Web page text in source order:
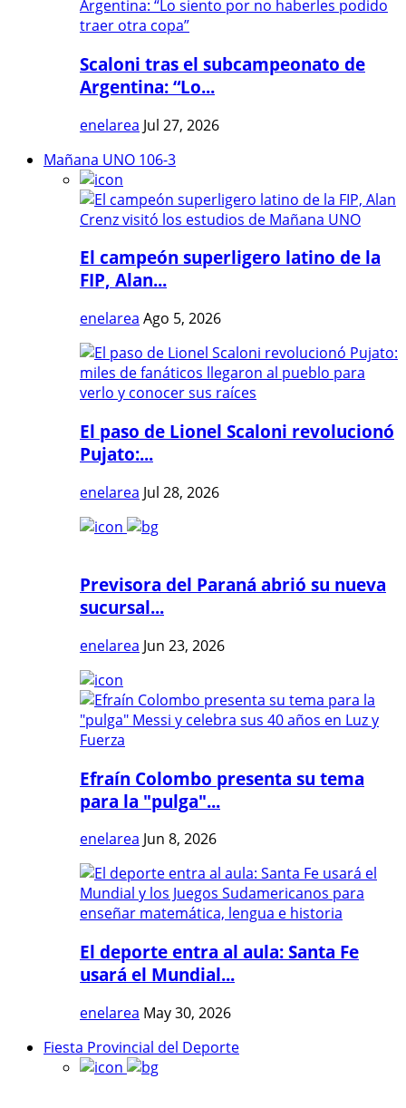
Scaloni tras el subcampeonato de
Argentina: “Lo...
enelarea Jul 27, 2026
Mañana UNO 106-3
El campeón superligero latino de la
FIP, Alan...
enelarea Ago 5, 2026
El paso de Lionel Scaloni revolucionó
Pujato:...
enelarea Jul 28, 2026
Previsora del Paraná abrió su nueva
sucursal...
enelarea Jun 23, 2026
Efraín Colombo presenta su tema
para la "pulga"...
enelarea Jun 8, 2026
El deporte entra al aula: Santa Fe
usará el Mundial...
enelarea May 30, 2026
Fiesta Provincial del Deporte